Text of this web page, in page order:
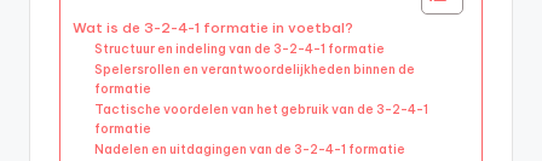
Wat is de 3-2-4-1 formatie in voetbal?
Structuur en indeling van de 3-2-4-1 formatie
Spelersrollen en verantwoordelijkheden binnen de
formatie
Tactische voordelen van het gebruik van de 3-2-4-1
formatie
Nadelen en uitdagingen van de 3-2-4-1 formatie